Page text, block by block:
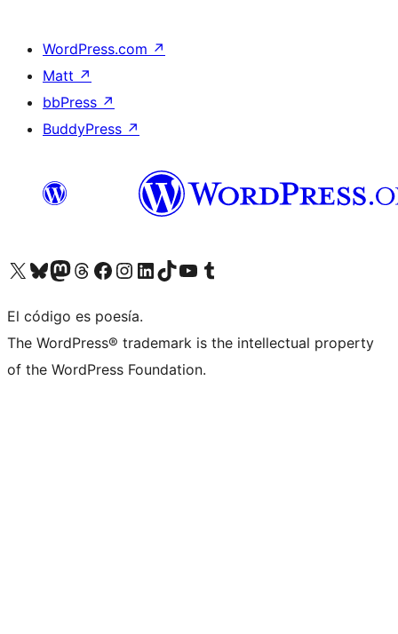
WordPress.com ↗
Matt ↗
bbPress ↗
BuddyPress ↗
Visitá nuestra cuenta de X (anteriormente Twitter)
Visitá nuestra cuenta de Bluesky
Visitá nuestra cuenta de Mastodon
Visitá nuestra cuenta de Threads
Visitá nuestra página de Facebook
Visitá nuestra cuenta de Instagram
Visitá nuestra cuenta de LinkedIn
Visitá nuestra cuenta de TikTok
Visitá nuestro canal de YouTube
Visitá nuestra cuenta de Tumblr
El código es poesía.
The WordPress® trademark is the intellectual property
of the WordPress Foundation.